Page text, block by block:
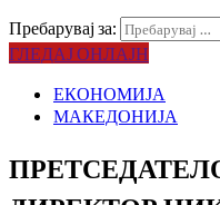
Пребарувај за:
ГЛЕДАЈ ОНЛАЈН
ЕКОНОМИЈА
МАКЕДОНИЈА